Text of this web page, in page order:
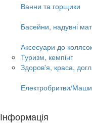
Ванни та горщики
Басейни, надувні
Аксесуари до
Туризм, кемпінг
Здоров'я, краса,
Електробритви/
Інформація